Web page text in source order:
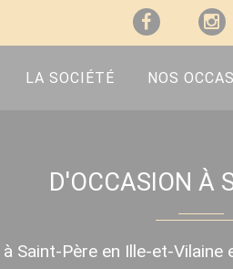
LA SOCIÉTÉ NOS
D'OCCASION À
Saint-Père en Ille-et-